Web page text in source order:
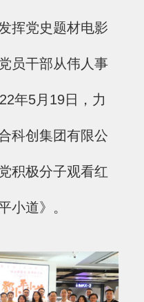
挥党史题材电影
员干部从伟人事
年5月19日，力
科创集团有限公
积极分子观看红
道》。